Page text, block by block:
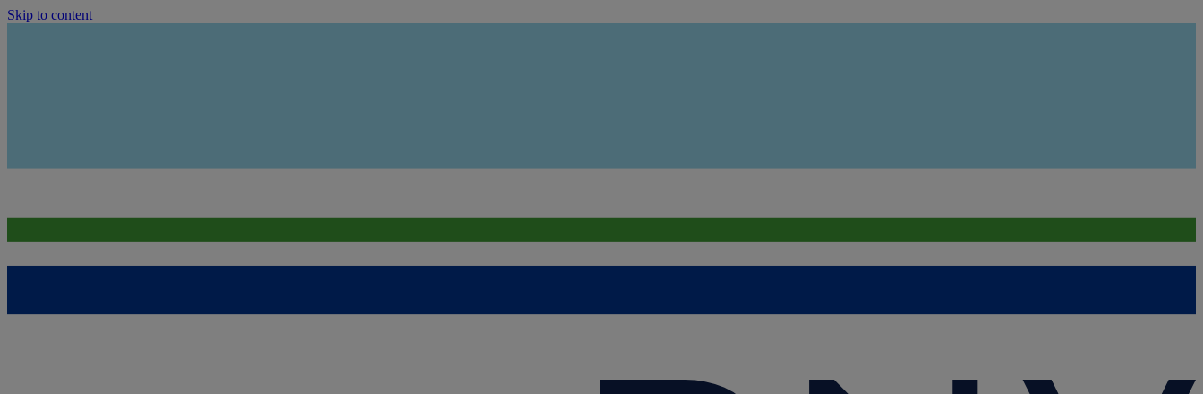
Skip to content